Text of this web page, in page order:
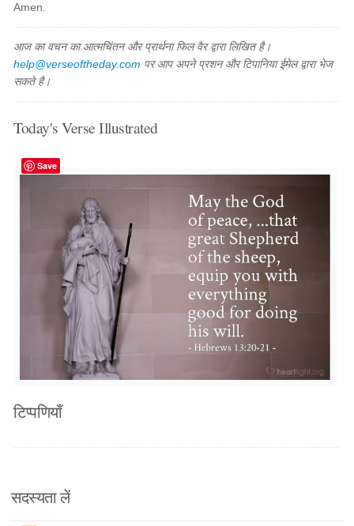
Amen.
आज का वचन का आत्मचिंतन और प्रार्थना फिल वैर द्वारा लिखित है।
help@verseoftheday.com पर आप अपने प्रशन और टिपानिया ईमेल द्वारा भेज
सकते है।
Today's Verse Illustrated
Save
टिप्पणियाँ
सदस्यता लें